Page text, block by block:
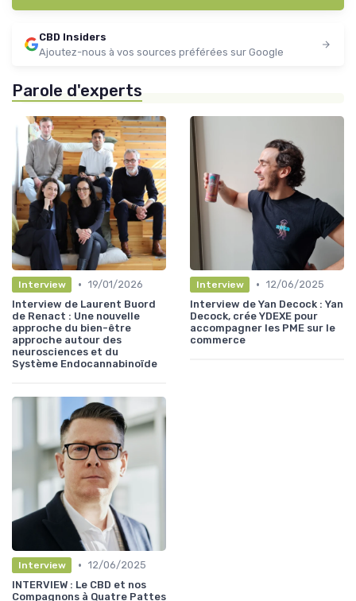
CBD Insiders
Ajoutez-nous à vos sources préférées sur Google
Parole d'experts
Interview • 19/01/2026
Interview de Laurent Buord
de Renact : Une nouvelle
approche du bien-être
approche autour des
neurosciences et du
Système Endocannabinoïde
Interview • 12/06/2025
Interview de Yan Decock : Yan
Decock, crée YDEXE pour
accompagner les PME sur le
commerce
Interview • 12/06/2025
INTERVIEW : Le CBD et nos
Compagnons à Quatre Pattes